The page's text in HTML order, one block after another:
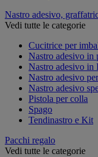
Nastro adesivo,
Vedi tutte le categorie
Cucitrice per
Nastro adesivo in
Nastro adesivo in
Nastro adesivo
Nastro adesivo
Pistola per colla
Spago
Tendinastro e Kit
Pacchi regalo
Vedi tutte le categorie